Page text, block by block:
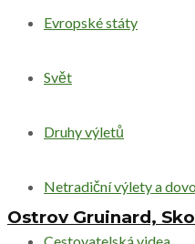
Evropské státy
Svět
Druhy výletů
Netradiční výlety a
Ostrov Gruinard,